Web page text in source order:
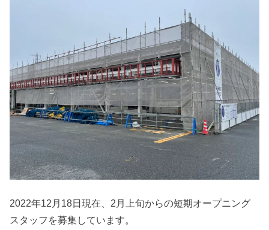
2022年12月18日現在、2月上旬からの短期オープニング
スタッフを募集しています。